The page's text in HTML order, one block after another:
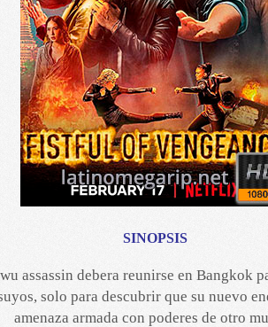
SINOPSIS
assassin debera reunirse en Bangkok
solo para descubrir que su nuevo
amenaza armada con poderes de otro